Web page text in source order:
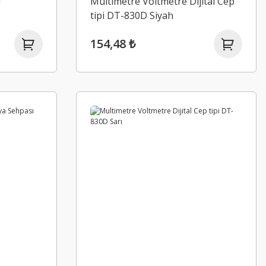
tipi DT-830D Siyah
154,48 ₺